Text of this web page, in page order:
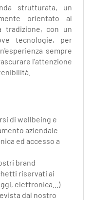
strutturata, un
orientato al
tradizione, con un
tecnologie, per
sempre
l'attenzione
di wellbeing e
aziendale
ed accesso a
brand
riservati ai
elettronica...)
dal nostro